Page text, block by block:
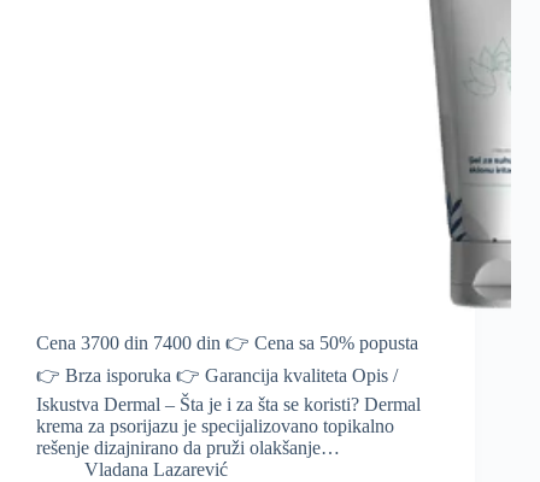
Cena 3700 din 7400 din 👉 Cena sa 50% popusta
👉 Brza isporuka 👉 Garancija kvaliteta Opis /
Iskustva Dermal – Šta je i za šta se koristi? Dermal
krema za psorijazu je specijalizovano topikalno
rešenje dizajnirano da pruži olakšanje…
Vladana Lazarević